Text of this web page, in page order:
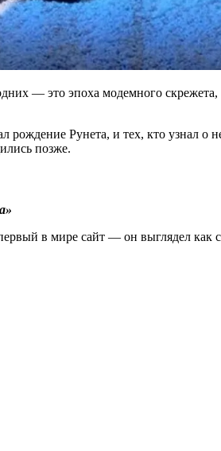
— это эпоха модемного
рождение Рунета, и тех, кто узнал
позже.
в мире сайт — он выглядел как